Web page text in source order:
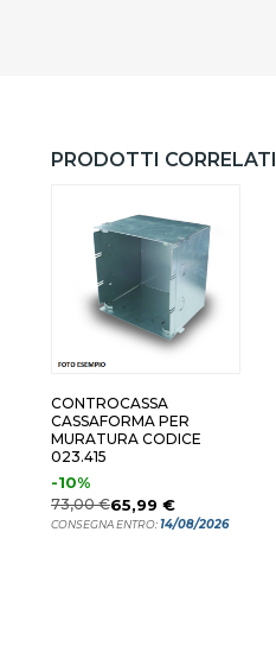
PRODOTTI CORRELATI
CONTROCASSA
CASSAFORMA PER
MURATURA CODICE
023.415
-10%
73,00 €65,99 €
CONSEGNA ENTRO:14/08/2026